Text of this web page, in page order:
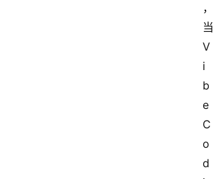
，
当
V
i
b
e
C
o
d